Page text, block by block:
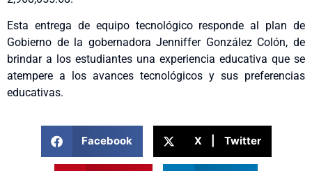
Esta entrega de equipo tecnológico responde al plan de
Gobierno de la gobernadora Jenniffer González Colón, de
brindar a los estudiantes una experiencia educativa que se
atempere a los avances tecnológicos y sus preferencias
educativas.
Facebook X | Twitter